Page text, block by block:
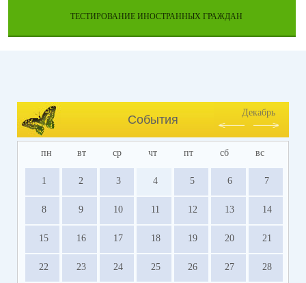
ТЕСТИРОВАНИЕ ИНОСТРАННЫХ ГРАЖДАН
События
Декабрь
пн вт ср чт пт сб вс
1 2 3 4 5 6 7
8 9 10 11 12 13 14
15 16 17 18 19 20 21
22 23 24 25 26 27 28